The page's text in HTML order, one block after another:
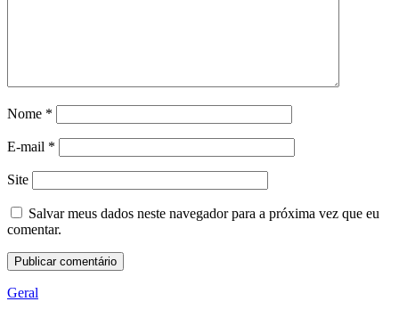
Nome *
E-mail *
Site
Salvar meus dados neste navegador para a próxima vez que eu
comentar.
Geral